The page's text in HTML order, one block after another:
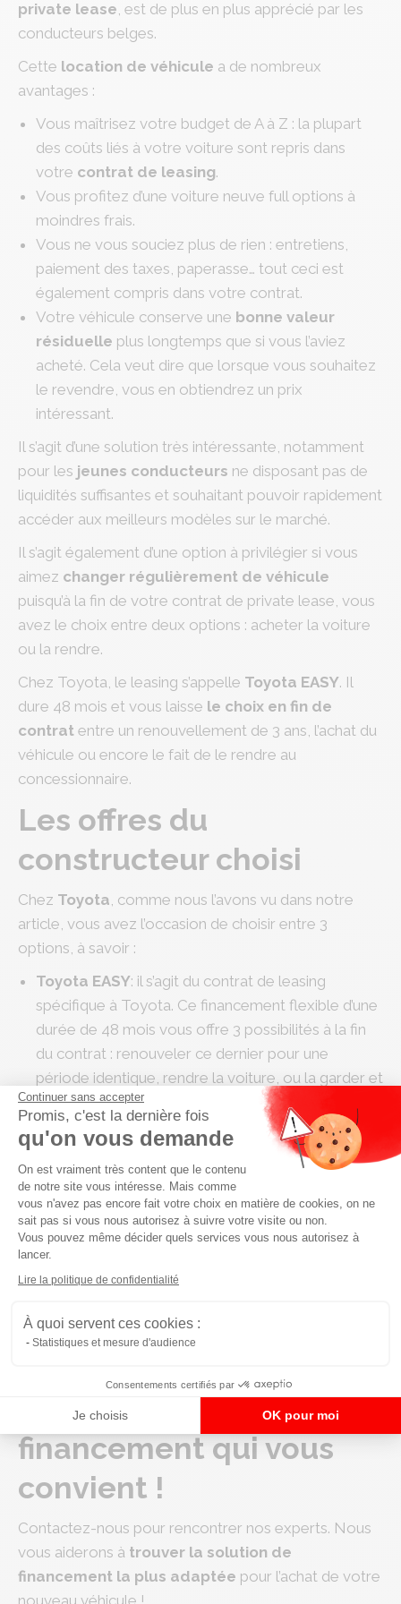
private lease, est de plus en plus apprécié par les
conducteurs belges.
Cette location de véhicule a de nombreux
avantages :
Vous maîtrisez votre budget de A à Z : la plupart
des coûts liés à votre voiture sont repris dans
votre contrat de leasing.
Vous profitez d’une voiture neuve full options à
moindres frais.
Vous ne vous souciez plus de rien : entretiens,
paiement des taxes, paperasse… tout ceci est
également compris dans votre contrat.
Votre véhicule conserve une bonne valeur
résiduelle plus longtemps que si vous l’aviez
acheté. Cela veut dire que lorsque vous souhaitez
le revendre, vous en obtiendrez un prix
intéressant.
Il s’agit d’une solution très intéressante, notamment
pour les jeunes conducteurs ne disposant pas de
liquidités suffisantes et souhaitant pouvoir rapidement
accéder aux meilleurs modèles sur le marché.
Il s’agit également d’une option à privilégier si vous
aimez changer régulièrement de véhicule
puisqu’à la fin de votre contrat de private lease, vous
avez le choix entre deux options : acheter la voiture
ou la rendre.
Chez Toyota, le leasing s’appelle Toyota EASY. Il
dure 48 mois et vous laisse le choix en fin de
contrat entre un renouvellement de 3 ans, l’achat du
véhicule ou encore le fait de le rendre au
concessionnaire.
Les offres du
constructeur choisi
Chez Toyota, comme nous l’avons vu dans notre
article, vous avez l’occasion de choisir entre 3
options, à savoir :
Toyota EASY: il s’agit du contrat de leasing
spécifique à Toyota. Ce financement flexible d’une
durée de 48 mois vous offre 3 possibilités à la fin
du contrat : renouveler ce dernier pour une
période identique, rendre la voiture, ou la garder et
payer le reste de sa valeur.
Toyota CLASSIC: il s’agit d’un prêt classique, la
formule vous offrant le plus de souplesse.
Toyota FLEX: cette dernière solution consiste en
un crédit dit « ballon ». Vous louez une voiture et à
la fin de la période de location, vous pouvez
l’acheter selon un montant prédéfini (le fameux
ballon). Le crédit ballon de Toyota vous permet de
contrat. Les mensualités sont allégées et le
montant du dernier paiement est quant à lui
Trouvons le
financement qui vous
convient !
Contactez-nous pour rencontrer nos experts. Nous
vous aiderons à trouver la solution de
financement la plus adaptée pour l’achat de votre
nouveau véhicule !
Continuer sans accepter
Promis, c'est la dernière fois
qu'on vous demande
Plateforme de Gestion du
On est vraiment très content que le contenu
de notre site vous intéresse. Mais comme
vous n'avez pas encore fait votre choix en matière de cookies, on ne
sait pas si vous nous autorisez à suivre votre visite ou non.
Vous pouvez même décider quels services vous nous autorisez à
lancer.
Lire la politique de confidentialité
À quoi servent ces cookies :
Statistiques et mesure d'audience
Consentements certifiés par
Je choisis OK pour moi